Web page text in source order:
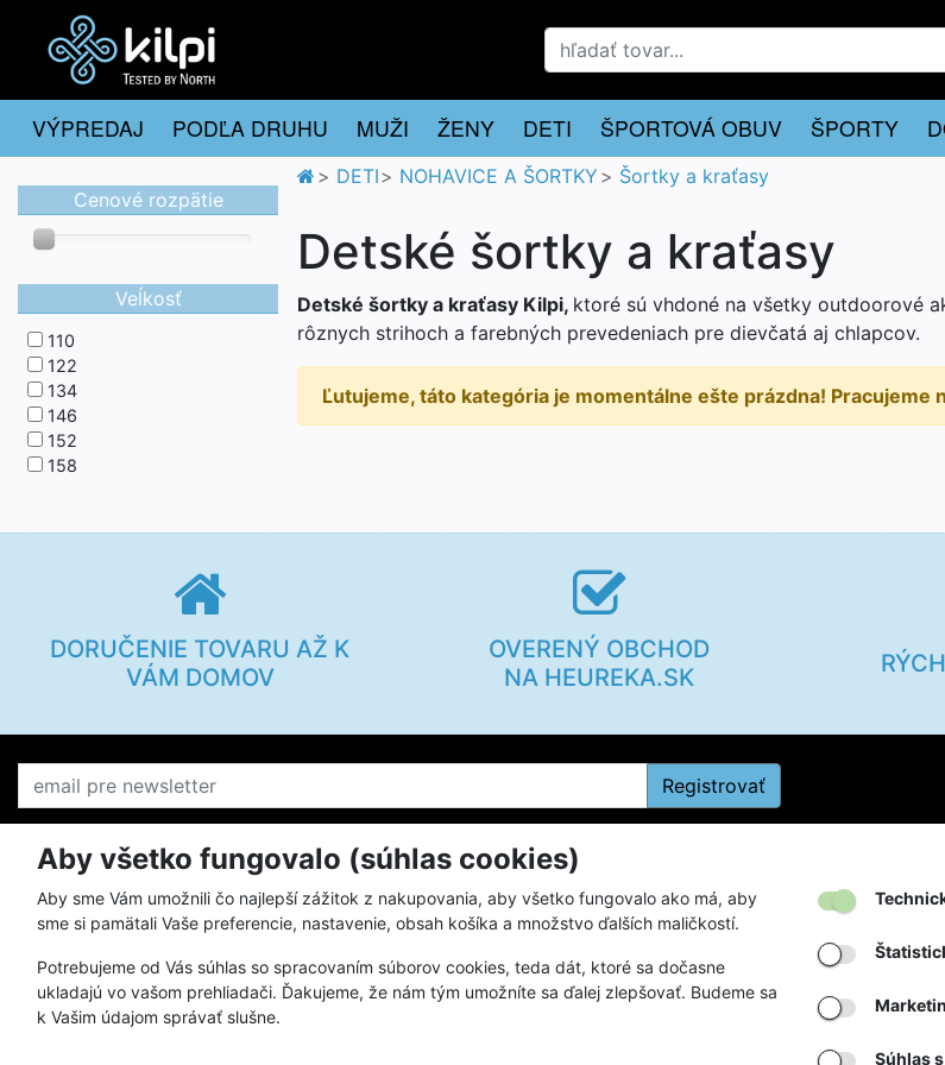
Aby všetko fungovalo (súhlas cookies)
Aby sme Vám umožnili čo najlepší zážitok z nakupovania, aby všetko fungovalo ako má, aby
sme si pamätali Vaše preferencie, nastavenie, obsah košíka a množstvo ďalších maličkostí.
Potrebujeme od Vás súhlas so spracovaním súborov cookies, teda dát, ktoré sa dočasne
ukladajú vo vašom prehliadači. Ďakujeme, že nám tým umožníte sa ďalej zlepšovať. Budeme sa
k Vašim údajom správať slušne.
Súhlas
VÝPREDAJ PODĽA DRUHU MUŽI ŽENY DETI ŠPORTOVÁ OBUV ŠPORTY
Cenové rozpätie
Veĺkosť
110
122
134
146
152
158
DETI NOHAVICE A ŠORTKY Šortky a kraťasy
Detské šortky a kraťasy
Detské šortky a kraťasy Kilpi, ktoré sú vhdoné na všetky outdoorové
rôznych strihoch a farebných prevedeniach pre dievčatá aj chlapcov.
Ľutujeme, táto kategória je momentálne ešte prázdna! Pracujeme
DORUČENIE TOVARU AŽ K
VÁM DOMOV
OVERENÝ OBCHOD
NA HEUREKA.SK
Registrovať
O KILPI
Prečo nakupovať u nás
Prehľad materiálov Kilpi
Starostlivosť o oblečenie Kilpi
Všetko o nákupe
Postup pri vrátení tovaru
Reklamačný poriadok
Firmy a
Partnerstvá a